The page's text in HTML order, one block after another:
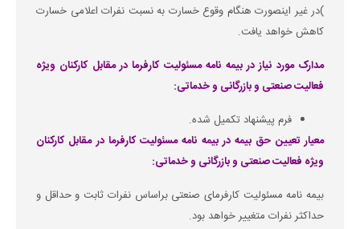
)در غیر اینصورت هنگام وقوع خسارت به نسبت نفرات اعلامی خسارت
کاهش خواهد یافت.
مدارک مورد نیاز در بیمه نامه مسئولیت کارفرما در مقابل کارکنان ویژه
فعالیت صنعتی و بازرگانی و خدماتی:
فرم پیشنهاد تکمیل شده.
معیار تعیین حق بیمه در بیمه نامه مسئولیت کارفرما در مقابل کارکنان
ویژه فعالیت صنعتی و بازرگانی و خدماتی:
بیمه نامه مسئولیت کارفرمای صنعتی براساس نفرات ثابت و حداقل و
حداکثر نفرات متغییر خواهد بود.